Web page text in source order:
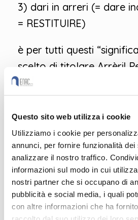
Questo sito web utilizza i cookie
Utilizziamo i cookie per
annunci, per fornire funzionalità
analizzare il nostro traffico.
informazioni sul modo in cui
nostri partner che si occupano di
pubblicità e social media, i quali
con altre informazioni che ha
3) dari in arreri (= dare
= RESTITUIRE)
è per tutti questi
scelto di titolare Arrèri!
è una storia di relazioni,
desiderio di restituire, è
costruire ancora.